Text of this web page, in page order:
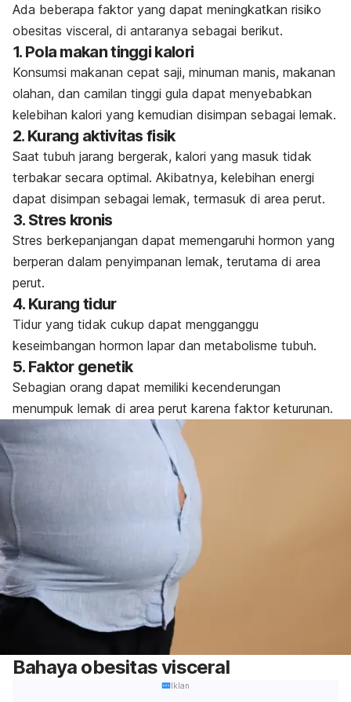
Ada beberapa faktor yang dapat meningkatkan risiko
obesitas visceral, di antaranya sebagai berikut.
1. Pola makan tinggi kalori
Konsumsi makanan cepat saji, minuman manis, makanan
olahan, dan camilan tinggi gula dapat menyebabkan
kelebihan kalori yang kemudian disimpan sebagai lemak.
2. Kurang aktivitas fisik
Saat tubuh jarang bergerak, kalori yang masuk tidak
terbakar secara optimal. Akibatnya, kelebihan energi
dapat disimpan sebagai lemak, termasuk di area perut.
3. Stres kronis
Stres berkepanjangan dapat memengaruhi hormon yang
berperan dalam penyimpanan lemak, terutama di area
perut.
4. Kurang tidur
Tidur yang tidak cukup dapat mengganggu
keseimbangan hormon lapar dan metabolisme tubuh.
5. Faktor genetik
Sebagian orang dapat memiliki kecenderungan
menumpuk lemak di area perut karena faktor keturunan.
Bahaya obesitas visceral
Iklan